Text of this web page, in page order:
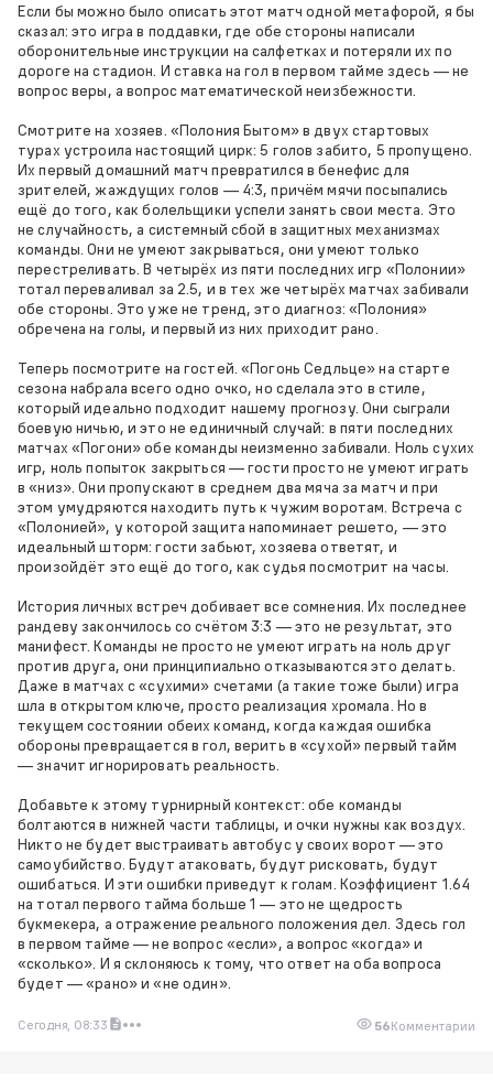
Если бы можно было описать этот матч одной метафорой, я бы
сказал: это игра в поддавки, где обе стороны написали
оборонительные инструкции на салфетках и потеряли их по
дороге на стадион. И ставка на гол в первом тайме здесь — не
вопрос веры, а вопрос математической неизбежности.
Смотрите на хозяев. «Полония Бытом» в двух стартовых
турах устроила настоящий цирк: 5 голов забито, 5 пропущено.
Их первый домашний матч превратился в бенефис для
зрителей, жаждущих голов — 4:3, причём мячи посыпались
ещё до того, как болельщики успели занять свои места. Это
не случайность, а системный сбой в защитных механизмах
команды. Они не умеют закрываться, они умеют только
перестреливать. В четырёх из пяти последних игр «Полонии»
тотал переваливал за 2.5, и в тех же четырёх матчах забивали
обе стороны. Это уже не тренд, это диагноз: «Полония»
обречена на голы, и первый из них приходит рано.
Теперь посмотрите на гостей. «Погонь Седльце» на старте
сезона набрала всего одно очко, но сделала это в стиле,
который идеально подходит нашему прогнозу. Они сыграли
боевую ничью, и это не единичный случай: в пяти последних
матчах «Погони» обе команды неизменно забивали. Ноль сухих
игр, ноль попыток закрыться — гости просто не умеют играть
в «низ». Они пропускают в среднем два мяча за матч и при
этом умудряются находить путь к чужим воротам. Встреча с
«Полонией», у которой защита напоминает решето, — это
идеальный шторм: гости забьют, хозяева ответят, и
произойдёт это ещё до того, как судья посмотрит на часы.
История личных встреч добивает все сомнения. Их последнее
рандеву закончилось со счётом 3:3 — это не результат, это
манифест. Команды не просто не умеют играть на ноль друг
против друга, они принципиально отказываются это делать.
Даже в матчах с «сухими» счетами (а такие тоже были) игра
шла в открытом ключе, просто реализация хромала. Но в
текущем состоянии обеих команд, когда каждая ошибка
обороны превращается в гол, верить в «сухой» первый тайм
— значит игнорировать реальность.
Добавьте к этому турнирный контекст: обе команды
болтаются в нижней части таблицы, и очки нужны как воздух.
Никто не будет выстраивать автобус у своих ворот — это
самоубийство. Будут атаковать, будут рисковать, будут
ошибаться. И эти ошибки приведут к голам. Коэффициент 1.64
на тотал первого тайма больше 1 — это не щедрость
букмекера, а отражение реального положения дел. Здесь гол
в первом тайме — не вопрос «если», а вопрос «когда» и
«сколько». И я склоняюсь к тому, что ответ на оба вопроса
будет — «рано» и «не один».
Сегодня, 08:33 56Комментарии